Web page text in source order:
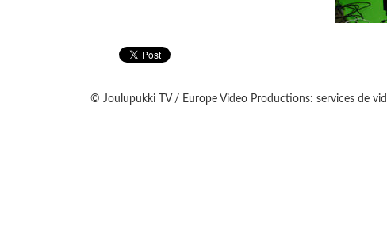
© Joulupukki TV / Europe Video Productions: services de